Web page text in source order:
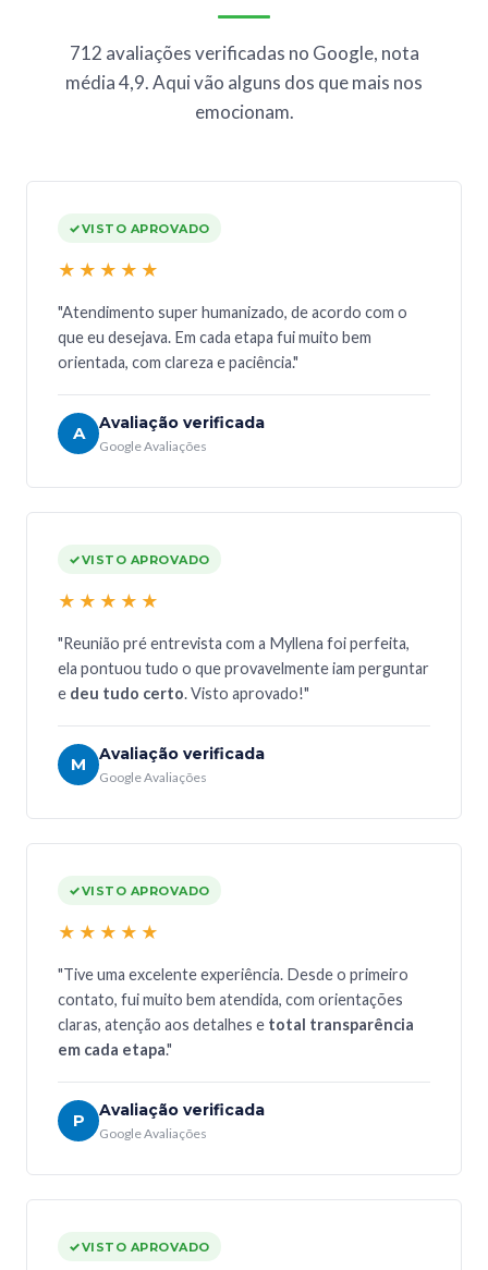
712 avaliações verificadas no Google, nota
média 4,9. Aqui vão alguns dos que mais nos
emocionam.
VISTO APROVADO
★★★★★
"Atendimento super humanizado, de acordo com o
que eu desejava. Em cada etapa fui muito bem
orientada, com clareza e paciência."
A Avaliação verificada
Google Avaliações
VISTO APROVADO
★★★★★
"Reunião pré entrevista com a Myllena foi perfeita,
ela pontuou tudo o que provavelmente iam perguntar
e deu tudo certo. Visto aprovado!"
M Avaliação verificada
Google Avaliações
VISTO APROVADO
★★★★★
"Tive uma excelente experiência. Desde o primeiro
contato, fui muito bem atendida, com orientações
claras, atenção aos detalhes e total transparência
em cada etapa."
P Avaliação verificada
Google Avaliações
VISTO APROVADO